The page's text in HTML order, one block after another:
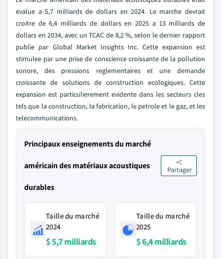
evalue a 5,7 milliards de dollars en 2024. Le marche devrait
croitre de 6,4 milliards de dollars en 2025 a 13 milliards de
dollars en 2034, avec un TCAC de 8,2 %, selon le dernier rapport
publie par Global Market Insights Inc. Cette expansion est
stimulee par une prise de conscience croissante de la pollution
sonore, des pressions reglementaires et une demande
croissante de solutions de construction ecologiques. Cette
expansion est particulierement evidente dans les secteurs cles
tels que la construction, la fabrication, le petrole et le gaz, et les
telecommunications.
Principaux enseignements du marché
américain des matériaux acoustiques
durables
Partager
Taille du marché
2024
$ 5,7 milliards
Taille du marché
2025
$ 6,4 milliards